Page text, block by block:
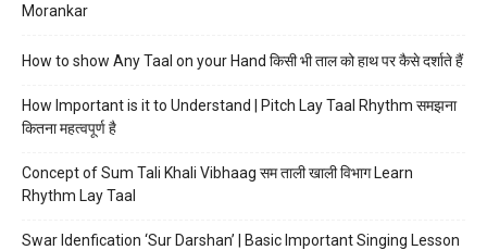
Morankar
How to show Any Taal on your Hand किसी भी ताल को हाथ पर कैसे दर्शाते हैं
How Important is it to Understand | Pitch Lay Taal Rhythm समझना
कितना महत्वपूर्ण है
Concept of Sum Tali Khali Vibhaag सम ताली खाली विभाग Learn
Rhythm Lay Taal
Swar Idenfication ‘Sur Darshan’ | Basic Important Singing Lesson